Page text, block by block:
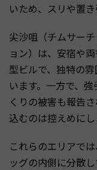
いため、スリや置
尖沙咀（チムサー
ョン）は、安宿や
型ビルで、独特の
います。一方で、
くりの被害も報告
込むのは控えめにし
これらのエリアで
ッグの内側に分散